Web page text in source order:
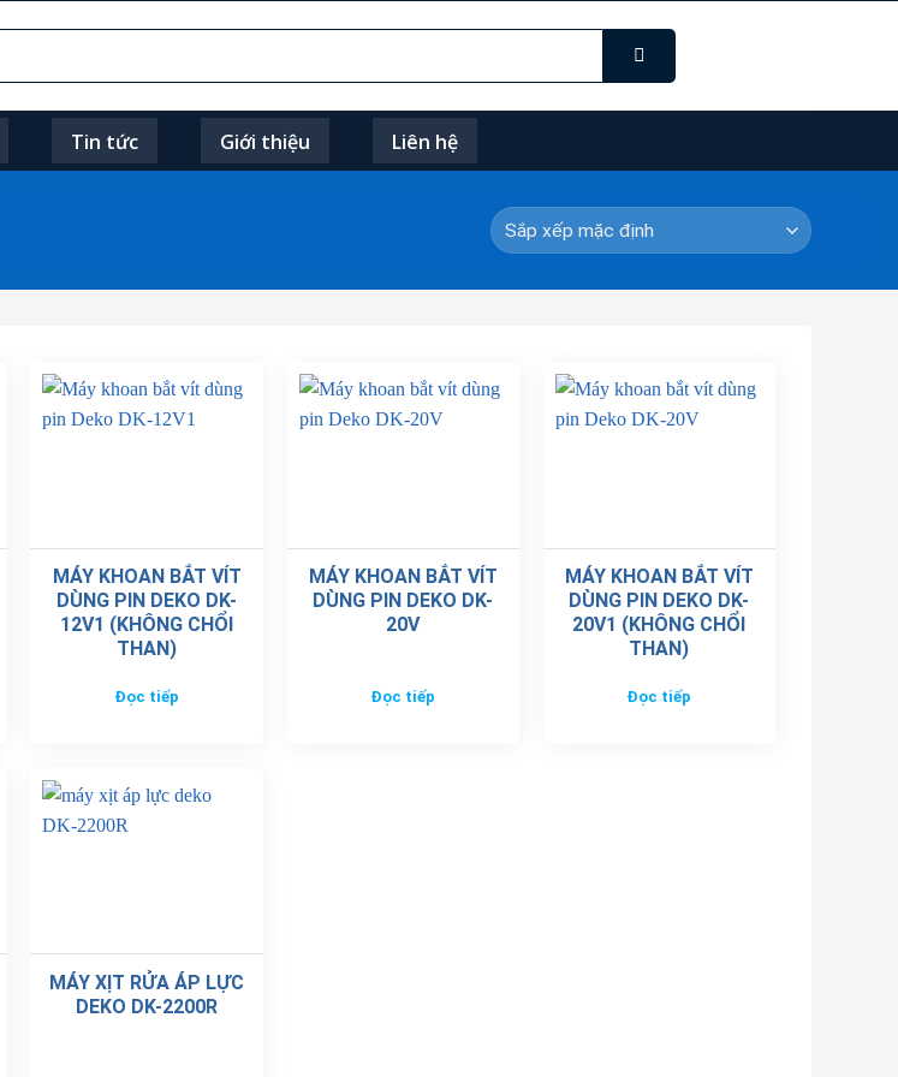
Tin tức Giới thiệu Liên hệ
MÁY KHOAN BẮT VÍT
DÙNG PIN DEKO DK-
12V1 (KHÔNG CHỔI
THAN)
Đọc tiếp
MÁY KHOAN BẮT VÍT
DÙNG PIN DEKO DK-
20V
Đọc tiếp
MÁY KHOAN BẮT VÍT
DÙNG PIN DEKO DK-
20V1 (KHÔNG CHỔI
THAN)
Đọc tiếp
MÁY XỊT RỬA ÁP LỰC
DEKO DK-2200R